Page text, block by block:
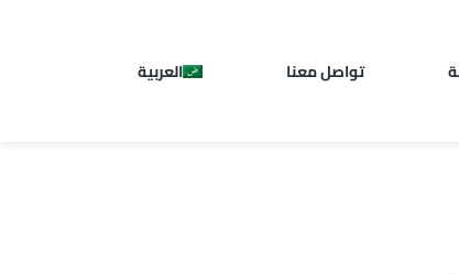
تواصل معنا العربية